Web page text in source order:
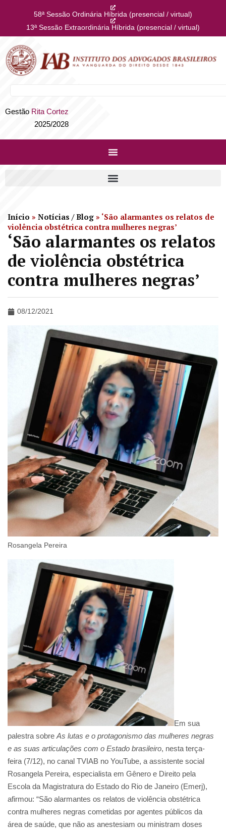
58ª Sessão Ordinária Híbrida (presencial / virtual)
13ª Sessão Extraordinária Híbrida (presencial / virtual)
Gestão Rita Cortez
2025/2028
Início » Notícias / Blog » ‘São alarmantes os relatos de
violência obstétrica contra mulheres negras’
‘São alarmantes os relatos
de violência obstétrica
contra mulheres negras’
08/12/2021
Rosangela Pereira
Em sua
palestra sobre As lutas e o protagonismo das mulheres negras
e as suas articulações com o Estado brasileiro, nesta terça-
feira (7/12), no canal TVIAB no YouTube, a assistente social
Rosangela Pereira, especialista em Gênero e Direito pela
Escola da Magistratura do Estado do Rio de Janeiro (Emerj),
afirmou: “São alarmantes os relatos de violência obstétrica
contra mulheres negras cometidas por agentes públicos da
área de saúde, que não as anestesiam ou ministram doses